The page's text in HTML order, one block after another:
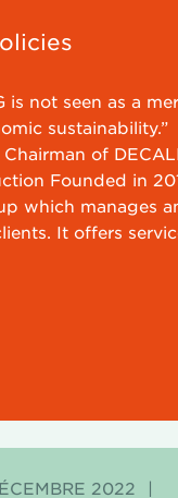
is not seen as a
sustainability.”
of
Founded in
which manages
It offers
2022
|